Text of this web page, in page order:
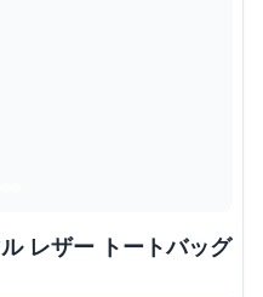
レザー トートバッグ